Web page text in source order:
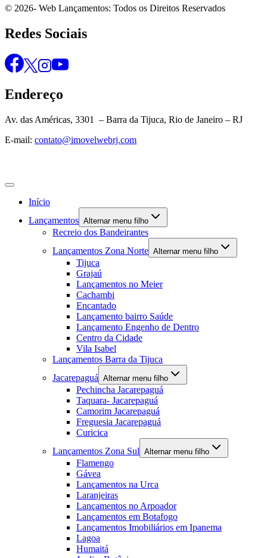
© 2026- Web Lançamentos: Todos os Direitos Reservados
Redes Sociais
Endereço
Av. das Américas, 3301 – Barra da Tijuca, Rio de Janeiro – RJ
E-mail: contato@imovelwebrj.com
Início
Lançamentos Alternar menu filho
Recreio dos Bandeirantes
Lançamentos Zona Norte Alternar menu filho
Tijuca
Grajaú
Lançamentos no Meier
Cachambi
Encantado
Lançamento bairro Saúde
Lançamento Engenho de Dentro
Centro da Cidade
Vila Isabel
Lançamentos Barra da Tijuca
Jacarepaguá Alternar menu filho
Pechincha Jacarepaguá
Taquara- Jacarepaguá
Camorim Jacarepaguá
Freguesia Jacarepaguá
Curicica
Lançamentos Zona Sul Alternar menu filho
Flamengo
Gávea
Lançamentos na Urca
Laranjeiras
Lançamentos no Arpoador
Lançamentos em Botafogo
Lançamentos Imobiliários em Ipanema
Lagoa
Humaitá